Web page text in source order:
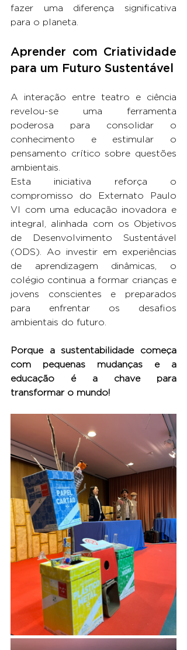
fazer uma diferença significativa
para o planeta.
Aprender com Criatividade
para um Futuro Sustentável
A interação entre teatro e ciência
revelou-se uma ferramenta
poderosa para consolidar o
conhecimento e estimular o
pensamento crítico sobre questões
ambientais.
Esta iniciativa reforça o
compromisso do Externato Paulo
VI com uma educação inovadora e
integral, alinhada com os Objetivos
de Desenvolvimento Sustentável
(ODS). Ao investir em experiências
de aprendizagem dinâmicas, o
colégio continua a formar crianças e
jovens conscientes e preparados
para enfrentar os desafios
ambientais do futuro.
Porque a sustentabilidade começa
com pequenas mudanças e a
educação é a chave para
transformar o mundo!